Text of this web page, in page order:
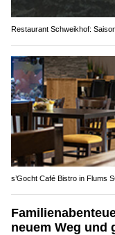
Restaurant Schweikhof:
s’Gocht Café Bistro in Flums
neuem Weg und